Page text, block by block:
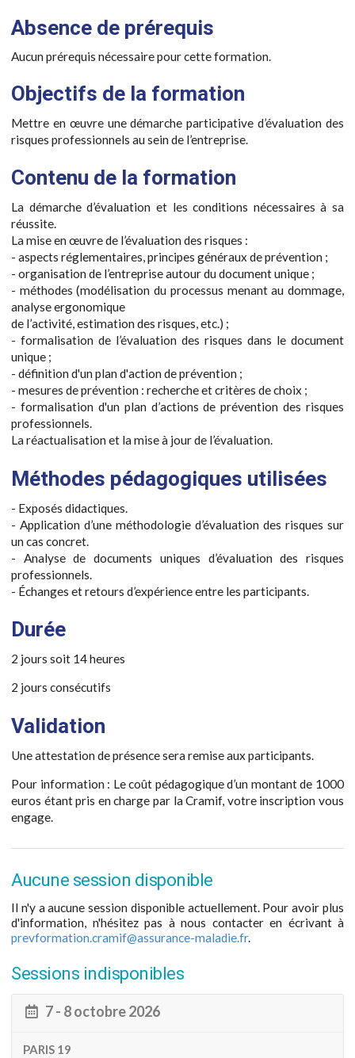
Absence de prérequis
Aucun prérequis nécessaire pour cette formation.
Objectifs de la formation
Mettre en œuvre une démarche participative d’évaluation des
risques professionnels au sein de l’entreprise.
Contenu de la formation
La démarche d’évaluation et les conditions nécessaires à sa
réussite.
La mise en œuvre de l’évaluation des risques :
- aspects réglementaires, principes généraux de prévention ;
- organisation de l’entreprise autour du document unique ;
- méthodes (modélisation du processus menant au dommage,
analyse ergonomique
de l’activité, estimation des risques, etc.) ;
- formalisation de l’évaluation des risques dans le document
unique ;
- définition d'un plan d'action de prévention ;
- mesures de prévention : recherche et critères de choix ;
- formalisation d'un plan d’actions de prévention des risques
professionnels.
La réactualisation et la mise à jour de l’évaluation.
Méthodes pédagogiques utilisées
- Exposés didactiques.
- Application d’une méthodologie d’évaluation des risques sur
un cas concret.
- Analyse de documents uniques d’évaluation des risques
professionnels.
- Échanges et retours d’expérience entre les participants.
Durée
2 jours soit 14 heures
2 jours consécutifs
Validation
Une attestation de présence sera remise aux participants.
Pour information : Le coût pédagogique d’un montant de 1000
euros étant pris en charge par la Cramif, votre inscription vous
engage.
Aucune session disponible
Il n'y a aucune session disponible actuellement. Pour avoir plus
d'information, n'hésitez pas à nous contacter en écrivant à
prevformation.cramif@assurance-maladie.fr.
Sessions indisponibles
7 - 8 octobre 2026
PARIS 19